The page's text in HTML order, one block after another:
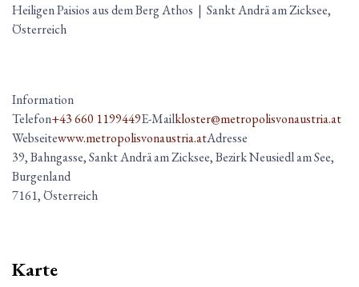
Heiligen Paisios aus dem Berg Athos | Sankt Andrä am Zicksee,
Österreich
Information
Telefon+43 660 1199449E-Mailkloster@metropolisvonaustria.at
Webseitewww.metropolisvonaustria.atAdresse
39, Bahngasse, Sankt Andrä am Zicksee, Bezirk Neusiedl am See,
Burgenland
7161, Österreich
Karte